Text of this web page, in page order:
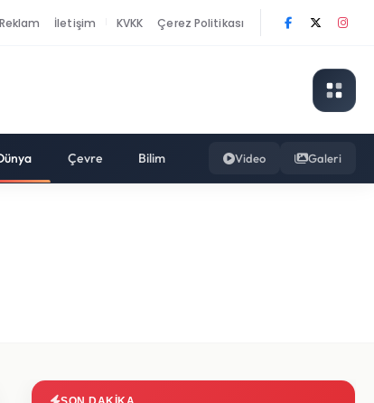
Reklam İletişim KVKK Çerez Politikası
Çevre Bilim Video Galeri